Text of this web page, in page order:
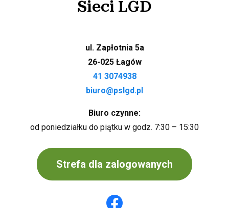
Sieci LGD
ul. Zapłotnia 5a
26-025 Łagów
41 3074938
biuro@pslgd.pl
Biuro czynne:
od poniedziałku do piątku w godz. 7:30 – 15:30
Strefa dla zalogowanych